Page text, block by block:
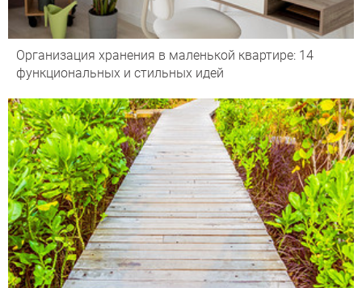
Организация хранения в маленькой квартире: 14
функциональных и стильных идей